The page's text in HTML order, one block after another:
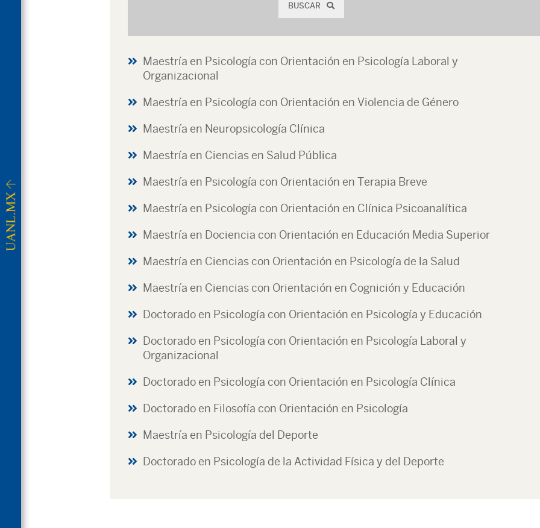
BUSCAR
Maestría en Psicología con Orientación en Psicología Laboral y
Organizacional
Maestría en Psicología con Orientación en Violencia de Género
Maestría en Neuropsicología Clínica
Maestría en Ciencias en Salud Pública
Maestría en Psicología con Orientación en Terapia Breve
Maestría en Psicología con Orientación en Clínica Psicoanalítica
Maestría en Dociencia con Orientación en Educación Media Superior
Maestría en Ciencias con Orientación en Psicología de la Salud
Maestría en Ciencias con Orientación en Cognición y Educación
Doctorado en Psicología con Orientación en Psicología y Educación
Doctorado en Psicología con Orientación en Psicología Laboral y
Organizacional
Doctorado en Psicología con Orientación en Psicología Clínica
Doctorado en Filosofía con Orientación en Psicología
Maestría en Psicología del Deporte
Doctorado en Psicología de la Actividad Física y del Deporte